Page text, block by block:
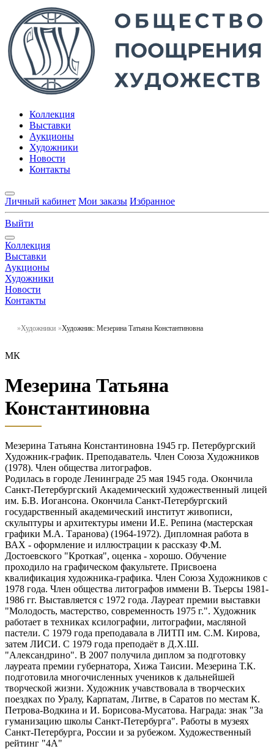
Коллекция
Выставки
Аукционы
Художники
Новости
Контакты
Личный кабинет Мои заказы Избранное
Выйти
Коллекция
Выставки
Аукционы
Художники
Новости
Контакты
Художники Художник: Мезерина Татьяна Константиновна
МК
Мезерина Татьяна
Константиновна
Мезерина Татьяна Константиновна 1945 гр. Петербургский
Художник-график. Преподаватель. Член Союза Художников
(1978). Член общества литографов.
Родилась в городе Ленинграде 25 мая 1945 года. Окончила
Санкт-Петербургский Академический художественный лицей
им. Б.В. Иогансона. Окончила Санкт-Петербургский
государственный академический институт живописи,
скульптуры и архитектуры имени И.Е. Репина (мастерская
графики М.А. Таранова) (1964-1972). Дипломная работа в
ВАХ - оформление и иллюстрации к рассказу Ф.М.
Достоевского "Кроткая", оценка - хорошо. Обучение
проходило на графическом факультете. Присвоена
квалификация художника-графика. Член Союза Художников с
1978 года. Член общества литографов иммени В. Тьерсы 1981-
1986 гг. Выставляется с 1972 года. Лауреат премии выставки
"Молодость, мастерство, современность 1975 г.". Художник
работает в техниках ксилографии, литографии, масляной
пастели. С 1979 года преподавала в ЛИТП им. С.М. Кирова,
затем ЛИСИ. С 1979 года преподаёт в Д.Х.Ш.
"Александрино". В 2007 получила диплом за подготовку
лауреата премии губернатора, Хижа Таисии. Мезерина Т.К.
подготовила многочисленных учеников к дальнейшей
творческой жизни. Художник учавствовала в творческих
поездках по Уралу, Карпатам, Литве, в Саратов по местам К.
Петрова-Водкина и И. Борисова-Мусатова. Награда: знак "За
гуманизацию школы Санкт-Петербурга". Работы в музеях
Санкт-Петербурга, России и за рубежом. Художественный
рейтинг "4А"